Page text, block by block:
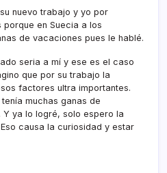
nuevo trabajo y yo por
en Suecia a los
de vacaciones pues le hablé.
seria a mí­ y ese es el caso
que por su trabajo la
factores ultra importantes.
muchas ganas de
ya lo logré, solo espero la
causa la curiosidad y estar